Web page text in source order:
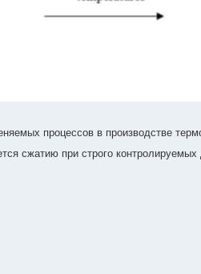
процессов в производстве
сжатию при строго контролируемых